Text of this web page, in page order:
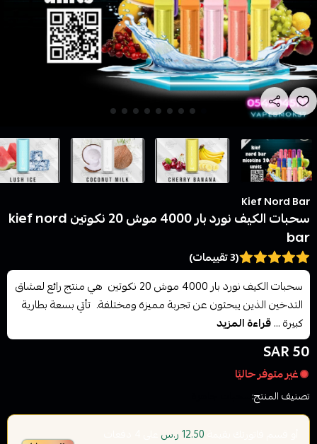
Kief Nord Bar
سحبات الكيف نورد بار 4000 موش 20 نكوتين kief nord
bar
(3 تقييمات)
سحبات الكيف نورد بار 4000 موش 20 نكوتين هي منتج رائع لعشاق
التدخين الذين يبحثون عن تجربة مميزة ومختلفة. تأتي بسعة بطارية
كبيرة ...قراءة المزيد
50 SAR
غير متوفر حاليًا
تصنيف المنتج:
12.50 ر.س